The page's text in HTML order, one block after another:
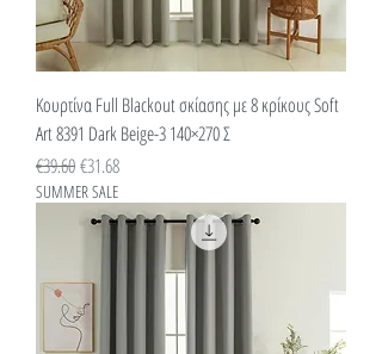
Κουρτίνα Full Blackout σκίασης με 8 κρίκους Soft
Art 8391 Dark Beige-3 140×270 Σ
Κανονική τιμή
€39.60Τιμή Έκπτωσης
€31.68
SUMMER SALE